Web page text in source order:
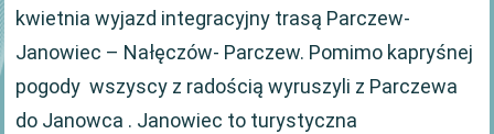
kwietnia wyjazd integracyjny trasą Parczew-
Janowiec – Nałęczów- Parczew. Pomimo kapryśnej
pogody wszyscy z radością wyruszyli z Parczewa
do Janowca . Janowiec to turystyczna